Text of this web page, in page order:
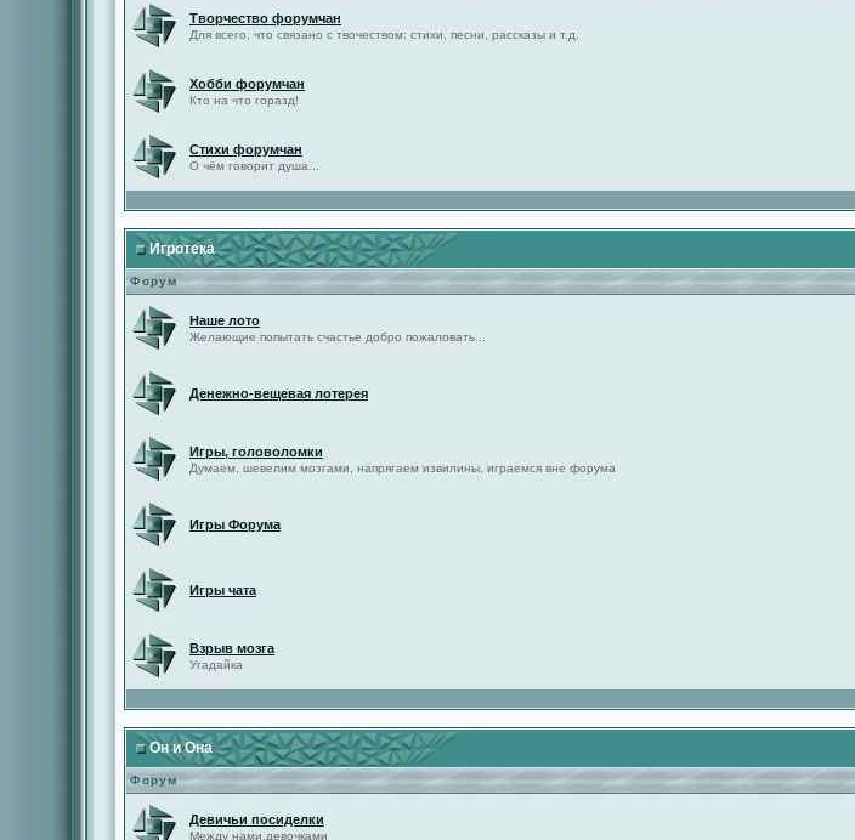
Творчество форумчан
Для всего, что связано с твочеством: стихи, песни, рассказы и т.д.
Хобби форумчан
Кто на что горазд!
Стихи форумчан
О чём говорит душа...
Игротека
Форум
Наше лото
Желающие попытать счастье добро пожаловать...
Денежно-вещевая лотерея
Игры, головоломки
Думаем, шевелим мозгами, напрягаем извилины, играемся вне форума
Игры Форума
Игры чата
Взрыв мозга
Угадайка
Он и Она
Форум
Девичьи посиделки
Между нами,девочками